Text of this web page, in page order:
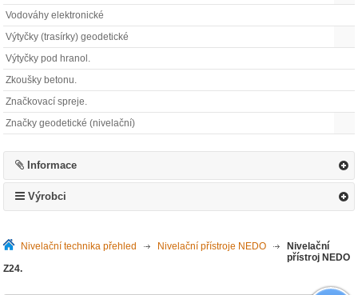
Vodováhy elektronické
Výtyčky (trasírky) geodetické
Výtyčky pod hranol.
Zkoušky betonu.
Značkovací spreje.
Značky geodetické (nivelační)
Informace
Výrobci
Nivelační technika přehled >Nivelační přístroje NEDO >Nivelační
přístroj NEDO
Z24.